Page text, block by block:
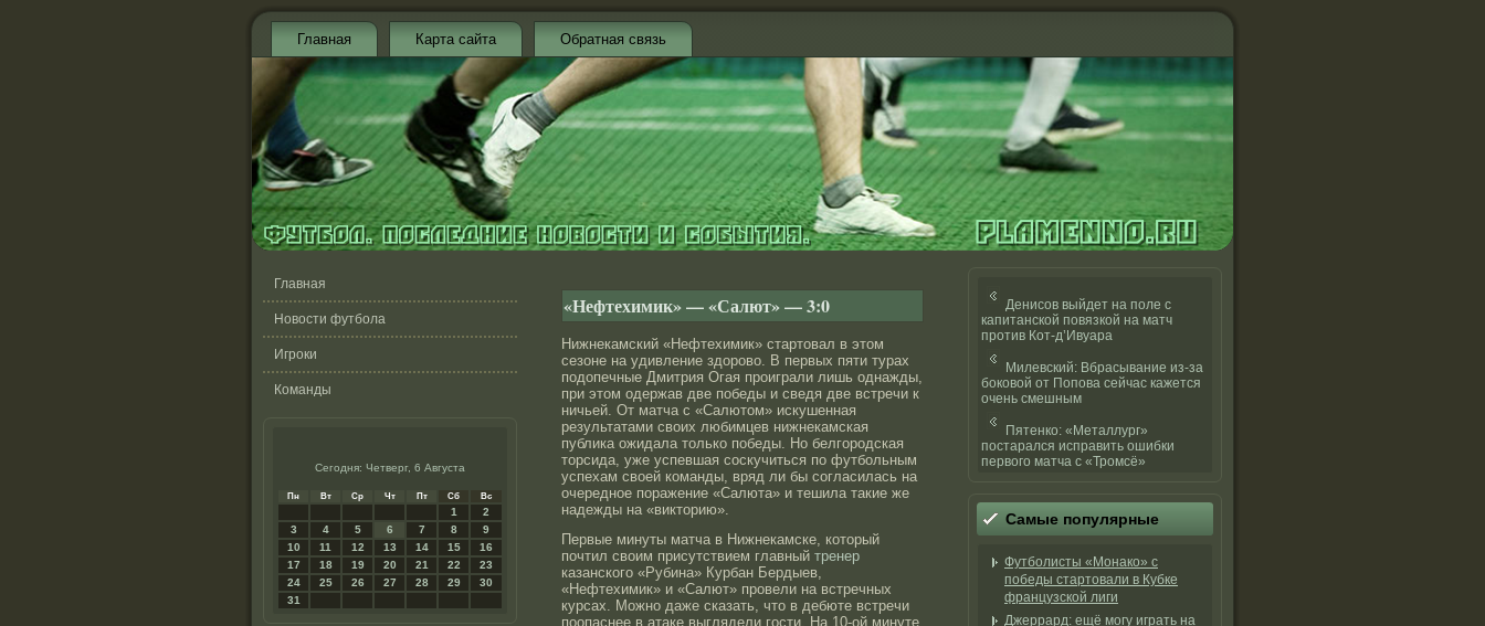
Главная Карта сайта Обратная связь
Главная
Новости футбола
Игроки
Команды
Сегодня: Четверг, 6 Августа
Пн Вт Ср Чт Пт Сб Вс
1
2
3
4 5 6 7 8
9
10
11 12 13 14 15
16
17
18 19 20 21 22
23
24
25 26 27 28 29
30
31
«Нефтехимик» — «Салют» — 3:0
Нижнекамский «Нефтехимик» стартовал в этом
сезоне на удивление здорово. В первых пяти турах
подопечные Дмитрия Огая проиграли лишь однажды,
при этом одержав две победы и сведя две встречи к
ничьей. От матча с «Салютом» искушенная
результатами своих любимцев нижнекамская
публика ожидала только победы. Но белгородская
торсида, уже успевшая соскучиться по футбольным
успехам своей команды, вряд ли бы согласилась на
очередное поражение «Салюта» и тешила такие же
надежды на «викторию».
Первые минуты матча в Нижнекамске, который
почтил своим присутствием главный тренер
казанского «Рубина» Курбан Бердыев,
«Нефтехимик» и «Салют» провели на встречных
курсах. Можно даже сказать, что в дебюте встречи
поопаснее в атаке выглядели гости. На 10-ой минуте
Денисов выйдет на поле с
капитанской повязкой на матч
против Кот-д’Ивуара
Милевский: Вбрасывание из-за
боковой от Попова сейчас кажется
очень смешным
Пятенко: «Металлург»
постарался исправить ошибки
первого матча с «Тромсё»
Самые популярные
Футболисты «Монако» с
победы стартовали в Кубке
французской лиги
Джеррард: ещё могу играть на